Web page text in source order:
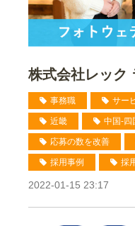
株式会社レック
事務職 サー
近畿 中国-四
応募の数を改善
採用事例 採
2022-01-15 23:17